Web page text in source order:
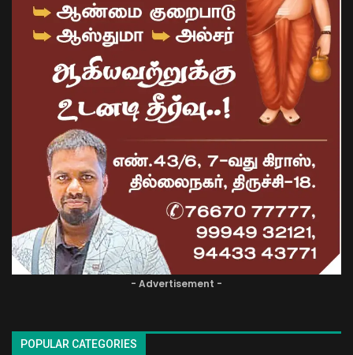
- Advertisement -
POPULAR CATEGORIES